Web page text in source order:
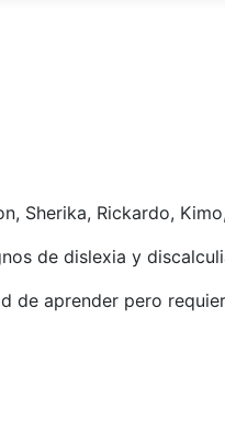
Sherika, Rickardo,
de dislexia y
de aprender pero